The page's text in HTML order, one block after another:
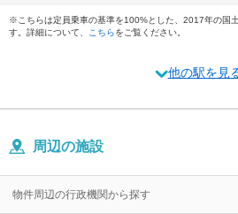
※こちらは定員乗車の基準を100%とした、2017年の国
す。詳細について、
こちらをご覧ください。
他の駅を見
周辺の施設
物件周辺の行政機関から探す